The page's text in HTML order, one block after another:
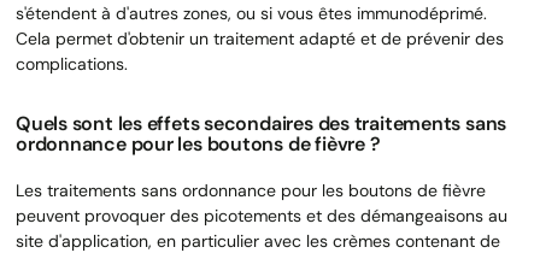
s'étendent à d'autres zones, ou si vous êtes immunodéprimé.
Cela permet d'obtenir un traitement adapté et de prévenir des
complications.
Quels sont les effets secondaires des traitements sans
ordonnance pour les boutons de fièvre ?
Les traitements sans ordonnance pour les boutons de fièvre
peuvent provoquer des picotements et des démangeaisons au
site d'application, en particulier avec les crèmes contenant de